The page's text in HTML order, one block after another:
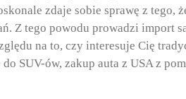
zdaje sobie sprawę z tego,
Z tego powodu prowadzi import
na to, czy interesuje Cię
SUV-ów, zakup auta z USA z